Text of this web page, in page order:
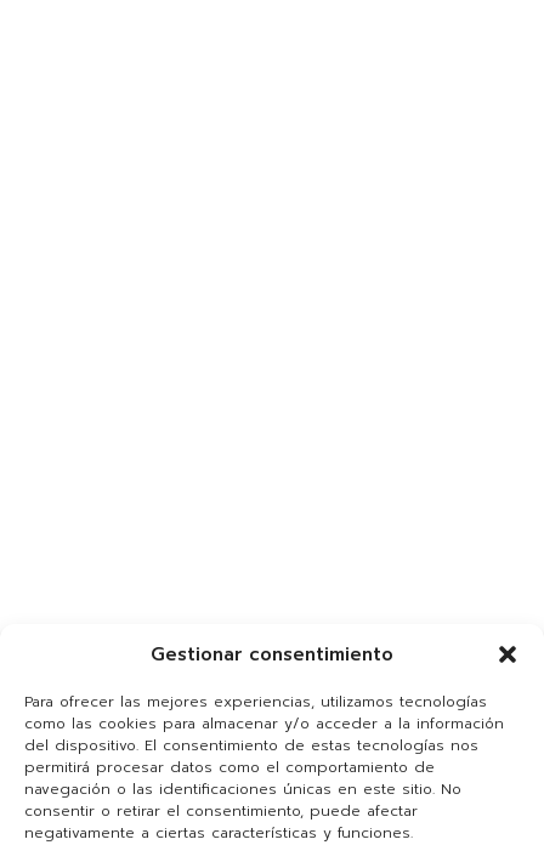
Gestionar consentimiento
Para ofrecer las mejores experiencias, utilizamos tecnologías
como las cookies para almacenar y/o acceder a la información
del dispositivo. El consentimiento de estas tecnologías nos
permitirá procesar datos como el comportamiento de
navegación o las identificaciones únicas en este sitio. No
consentir o retirar el consentimiento, puede afectar
negativamente a ciertas características y funciones.